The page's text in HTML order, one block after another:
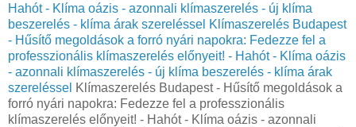
Hahót - Klíma oázis - azonnali klímaszerelés - új klíma
beszerelés - klíma árak szereléssel Klímaszerelés Budapest
- Hűsítő megoldások a forró nyári napokra: Fedezze fel a
professzionális klímaszerelés előnyeit! - Hahót - Klíma oázis
- azonnali klímaszerelés - új klíma beszerelés - klíma árak
szereléssel Klímaszerelés Budapest - Hűsítő megoldások a
forró nyári napokra: Fedezze fel a professzionális
klímaszerelés előnyeit! - Hahót - Klíma oázis - azonnali